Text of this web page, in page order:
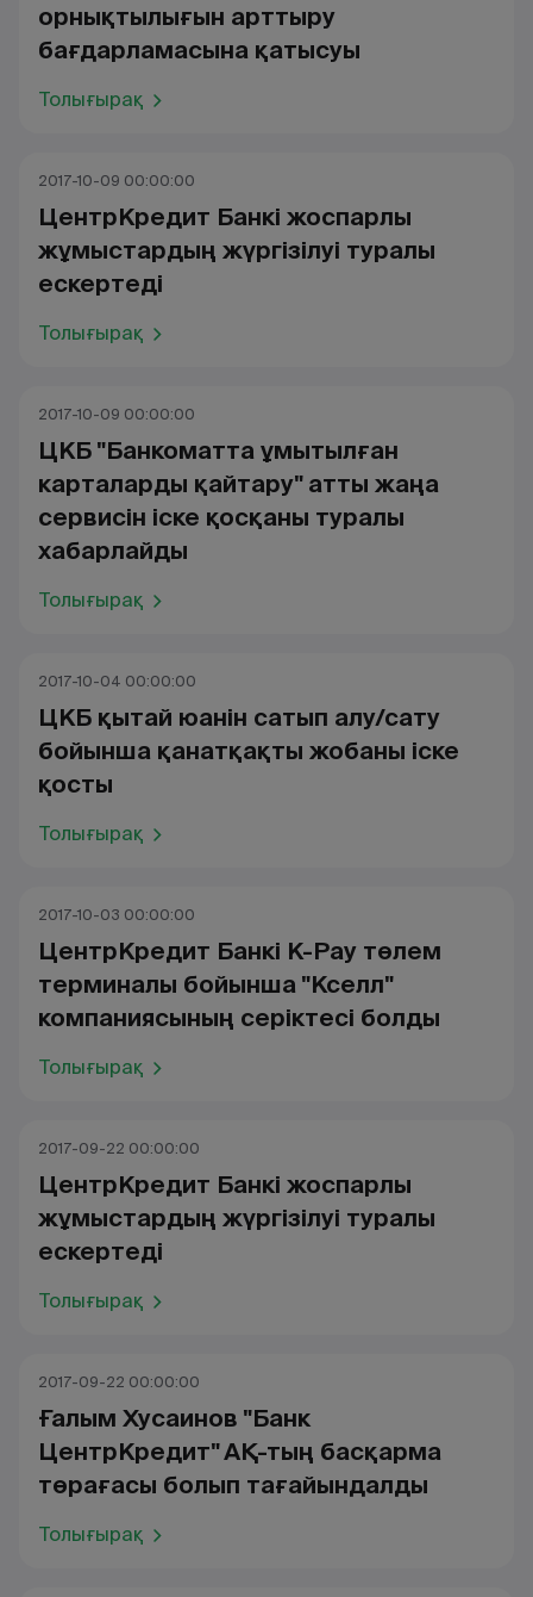
орнықтылығын арттыру
бағдарламасына қатысуы
Толығырақ
2017-10-09 00:00:00
ЦентрКредит Банкі жоспарлы
жұмыстардың жүргізілуі туралы
ескертеді
Толығырақ
2017-10-09 00:00:00
ЦКБ "Банкоматта ұмытылған
карталарды қайтару" атты жаңа
сервисін іске қосқаны туралы
хабарлайды
Толығырақ
2017-10-04 00:00:00
ЦКБ қытай юанін сатып алу/сату
бойынша қанатқақты жобаны іске
қосты
Толығырақ
2017-10-03 00:00:00
ЦентрКредит Банкі К-Рау төлем
терминалы бойынша "Кселл"
компаниясының серіктесі болды
Толығырақ
2017-09-22 00:00:00
ЦентрКредит Банкі жоспарлы
жұмыстардың жүргізілуі туралы
ескертеді
Толығырақ
2017-09-22 00:00:00
Ғалым Хусаинов "Банк
ЦентрКредит" АҚ-тың басқарма
төрағасы болып тағайындалды
Толығырақ